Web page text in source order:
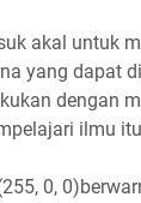
akal untuk
yang dapat
dengan
ilmu
0,